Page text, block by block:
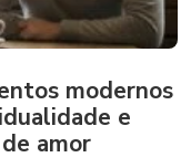
modernos
e
amor